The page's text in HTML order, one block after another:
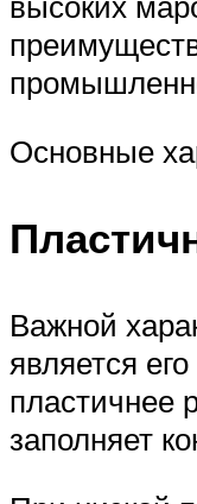
Основные
Важной
является
пластичнее
заполняет